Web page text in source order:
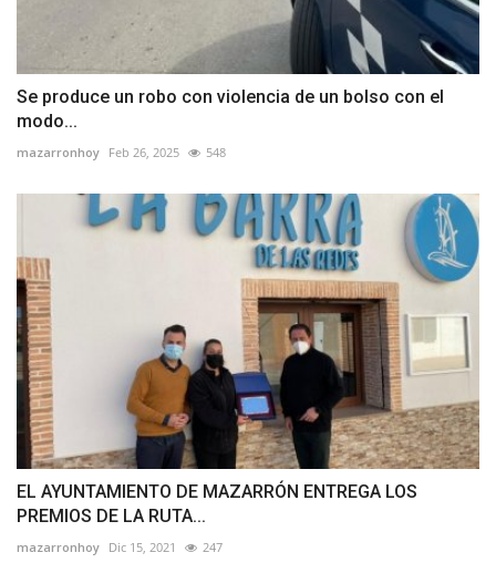
Se produce un robo con violencia de un bolso con el
modo...
mazarronhoy Feb 26, 2025 548
EL AYUNTAMIENTO DE MAZARRÓN ENTREGA LOS
PREMIOS DE LA RUTA...
mazarronhoy Dic 15, 2021 247